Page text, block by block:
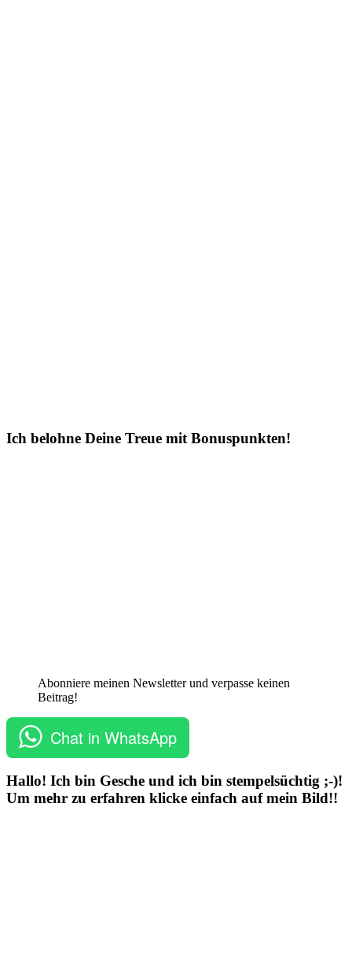
Ich belohne Deine Treue mit Bonuspunkten!
Abonniere meinen Newsletter und verpasse keinen
Beitrag!
Chat in WhatsApp
Hallo! Ich bin Gesche und ich bin stempelsüchtig ;-)!
Um mehr zu erfahren klicke einfach auf mein Bild!!